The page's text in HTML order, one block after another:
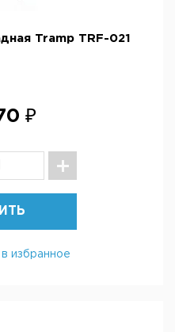
Tramp TRF-021
₽
избранное